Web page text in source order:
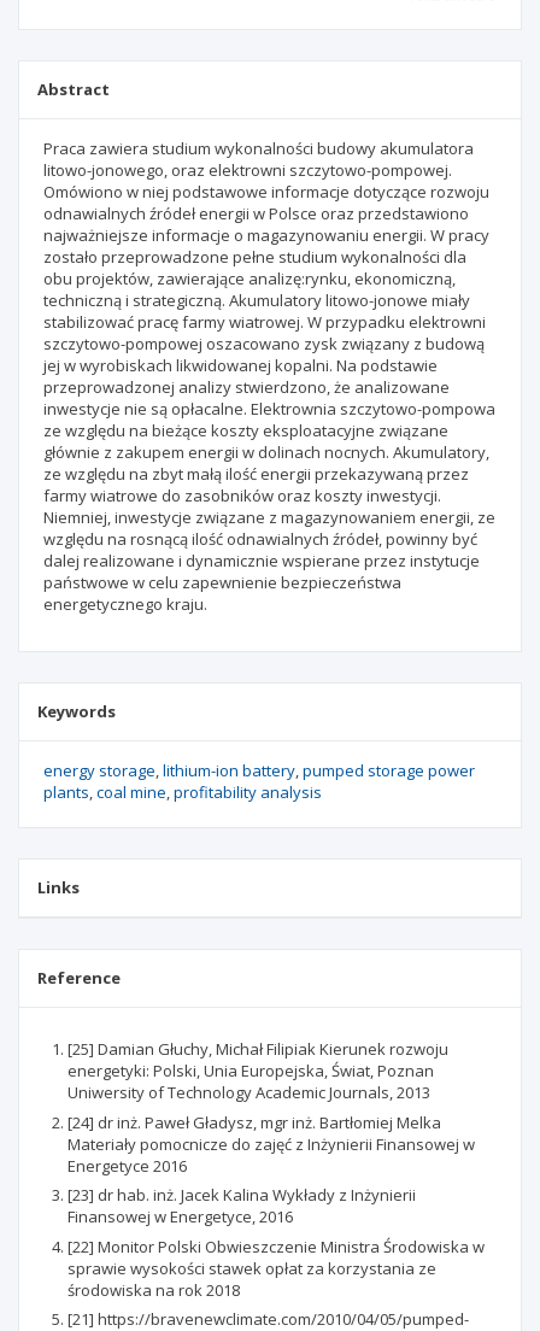
Abstract
Praca zawiera studium wykonalności budowy akumulatora
litowo-jonowego, oraz elektrowni szczytowo-pompowej.
Omówiono w niej podstawowe informacje dotyczące rozwoju
odnawialnych źródeł energii w Polsce oraz przedstawiono
najważniejsze informacje o magazynowaniu energii. W pracy
zostało przeprowadzone pełne studium wykonalności dla
obu projektów, zawierające analizę:rynku, ekonomiczną,
techniczną i strategiczną. Akumulatory litowo-jonowe miały
stabilizować pracę farmy wiatrowej. W przypadku elektrowni
szczytowo-pompowej oszacowano zysk związany z budową
jej w wyrobiskach likwidowanej kopalni. Na podstawie
przeprowadzonej analizy stwierdzono, że analizowane
inwestycje nie są opłacalne. Elektrownia szczytowo-pompowa
ze względu na bieżące koszty eksploatacyjne związane
głównie z zakupem energii w dolinach nocnych. Akumulatory,
ze względu na zbyt małą ilość energii przekazywaną przez
farmy wiatrowe do zasobników oraz koszty inwestycji.
Niemniej, inwestycje związane z magazynowaniem energii, ze
względu na rosnącą ilość odnawialnych źródeł, powinny być
dalej realizowane i dynamicznie wspierane przez instytucje
państwowe w celu zapewnienie bezpieczeństwa
energetycznego kraju.
Keywords
energy storage lithium-ion battery pumped storage power
plants coal mine profitability analysis
Links
Reference
[25] Damian Głuchy, Michał Filipiak Kierunek rozwoju
energetyki: Polski, Unia Europejska, Świat, Poznan
Uniwersity of Technology Academic Journals, 2013
[24] dr inż. Paweł Gładysz, mgr inż. Bartłomiej Melka
Materiały pomocnicze do zajęć z Inżynierii Finansowej w
Energetyce 2016
[23] dr hab. inż. Jacek Kalina Wykłady z Inżynierii
Finansowej w Energetyce, 2016
[22] Monitor Polski Obwieszczenie Ministra Środowiska w
sprawie wysokości stawek opłat za korzystania ze
środowiska na rok 2018
[21] https://bravenewclimate.com/2010/04/05/pumped-